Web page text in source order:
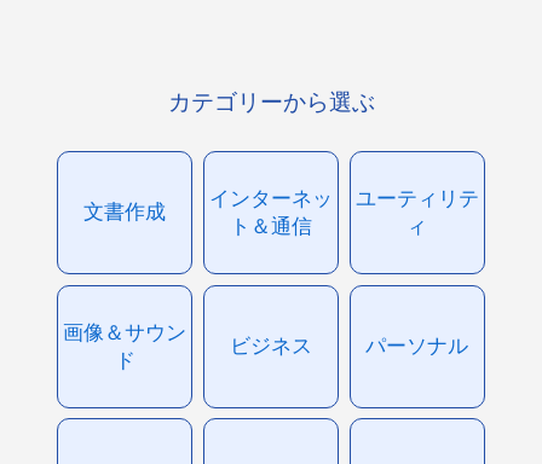
カテゴリーから選ぶ
文書作成
インターネッ
ト＆通信
ユーティリテ
ィ
画像＆サウン
ド
ビジネス パーソナル